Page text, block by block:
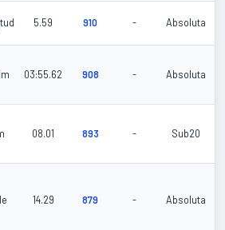
5.59 910 - Absoluta
03:55.62 908 - Absoluta
08.01 893 - Sub20
14.29 879 - Absoluta